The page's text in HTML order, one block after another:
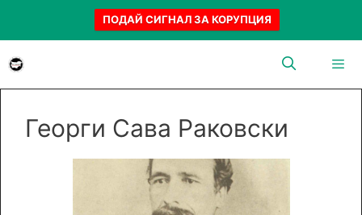
ПОДАЙ СИГНАЛ ЗА КОРУПЦИЯ
съдържанието
Георги Сава Раковски